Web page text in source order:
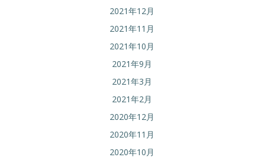
2021年12月
2021年11月
2021年10月
2021年9月
2021年3月
2021年2月
2020年12月
2020年11月
2020年10月